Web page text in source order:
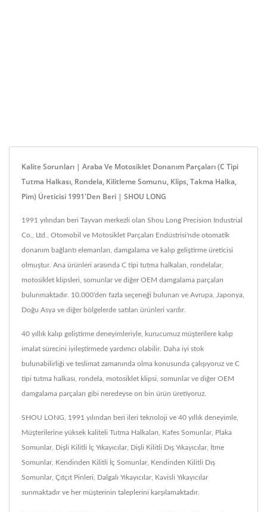
Kalite Sorunları | Araba Ve Motosiklet Donanım Parçaları (C Tipi
Tutma Halkası, Rondela, Kilitleme Somunu, Klips, Takma Halka,
Pim) Üreticisi 1991'den Beri | SHOU LONG
1991 yılından beri Tayvan merkezli olan Shou Long Precision Industrial
Co., Ltd., Otomobil ve Motosiklet Parçaları Endüstrisi'nde otomatik
donanım bağlantı elemanları, damgalama ve kalıp geliştirme üreticisi
olmuştur. Ana ürünleri arasında C tipi tutma halkaları, rondelalar,
motosiklet klipsleri, somunlar ve diğer OEM damgalama parçaları
bulunmaktadır. 10.000'den fazla seçeneği bulunan ve Avrupa, Japonya,
Doğu Asya ve diğer bölgelerde satılan ürünleri vardır.
40 yıllık kalıp geliştirme deneyimleriyle, kurucumuz müşterilere kalıp
imalat sürecini iyileştirmede yardımcı olabilir. Daha iyi stok
bulunabilirliği ve teslimat zamanında olma konusunda çalışıyoruz ve C
tipi tutma halkası, rondela, motosiklet klipsi, somunlar ve diğer OEM
damgalama parçaları gibi neredeyse on bin ürün üretiyoruz.
SHOU LONG, 1991 yılından beri ileri teknoloji ve 40 yıllık deneyimle,
Müşterilerine yüksek kaliteli Tutma Halkaları, Kafes Somunlar, Plaka
Somunlar, Dişli Kilitli İç Yıkayıcılar, Dişli Kilitli Dış Yıkayıcılar, İtme
Somunlar, Kendinden Kilitli İç Somunlar, Kendinden Kilitli Dış
Somunlar, Çıtçıt Pinleri, Dalgalı Yıkayıcılar, Kavisli Yıkayıcılar
sunmaktadır ve her müşterinin taleplerini karşılamaktadır.